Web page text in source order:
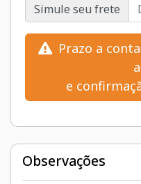
Simule seu frete
Prazo a
e
Observações